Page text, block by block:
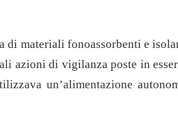
materiali fonoassorbenti e
di vigilanza poste in
un’alimentazione